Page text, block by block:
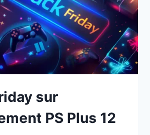
:
L’HÉRITAGE
DE
sur
PS Plus 12